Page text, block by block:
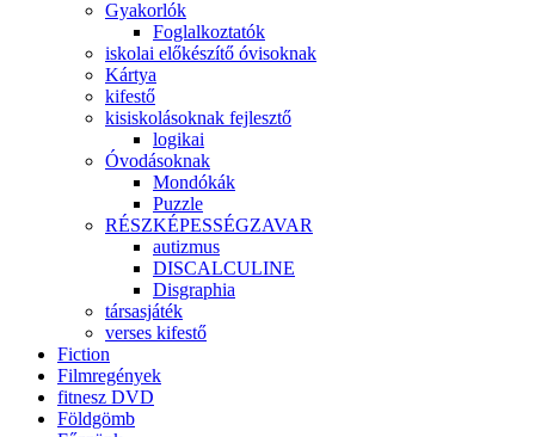
Gyakorlók
Foglalkoztatók
iskolai előkészítő óvisoknak
Kártya
kifestő
kisiskolásoknak fejlesztő
logikai
Óvodásoknak
Mondókák
Puzzle
RÉSZKÉPESSÉGZAVAR
autizmus
DISCALCULINE
Disgraphia
társasjáték
verses kifestő
Fiction
Filmregények
fitnesz DVD
Földgömb